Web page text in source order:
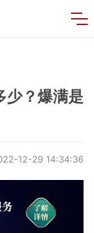
少？爆满是
12-29 14:34:36